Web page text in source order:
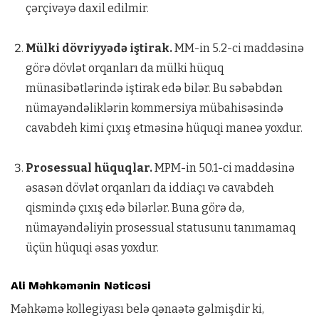
çərçivəyə daxil edilmir.
Mülki dövriyyədə iştirak.MM-in 5.2-ci maddəsinə
görə dövlət orqanları da mülki hüquq
münasibətlərində iştirak edə bilər. Bu səbəbdən
nümayəndəliklərin kommersiya mübahisəsində
cavabdeh kimi çıxış etməsinə hüquqi maneə yoxdur.
Prosessual hüquqlar.MPM-in 50.1-ci maddəsinə
əsasən dövlət orqanları da iddiaçı və cavabdeh
qismində çıxış edə bilərlər. Buna görə də,
nümayəndəliyin prosessual statusunu tanımamaq
üçün hüquqi əsas yoxdur.
Ali Məhkəmənin Nəticəsi
Məhkəmə kollegiyası belə qənaətə gəlmişdir ki,